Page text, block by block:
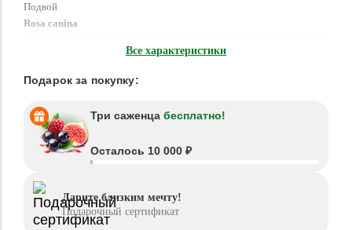
Подвой
Rosa canina
Все характеристики
Подарок за покупку:
Три саженца бесплатно!
Осталось 10 000 ₽
Дарите близким мечту!
Подарочный сертификат